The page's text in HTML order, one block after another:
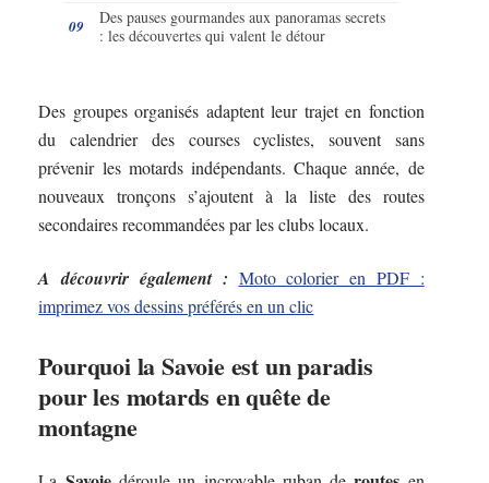
Des pauses gourmandes aux panoramas secrets
: les découvertes qui valent le détour
Des groupes organisés adaptent leur trajet en fonction
du calendrier des courses cyclistes, souvent sans
prévenir les motards indépendants. Chaque année, de
nouveaux tronçons s’ajoutent à la liste des routes
secondaires recommandées par les clubs locaux.
A découvrir également : Moto colorier en PDF :
imprimez vos dessins préférés en un clic
Pourquoi la Savoie est un paradis
pour les motards en quête de
montagne